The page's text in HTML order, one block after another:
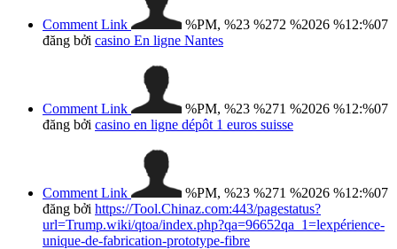
Comment Link
%PM, %23 %272 %2026 %12:%07
đăng bởi casino En ligne Nantes
Comment Link
%PM, %23 %271 %2026 %12:%07
đăng bởi casino en ligne dépôt 1 euros suisse
Comment Link
%PM, %23 %271 %2026 %12:%07
đăng bởi https://Tool.Chinaz.com:443/pagestatus?
url=Trump.wiki/qtoa/index.php?qa=96652qa_1=lexpérience-
unique-de-fabrication-prototype-fibre